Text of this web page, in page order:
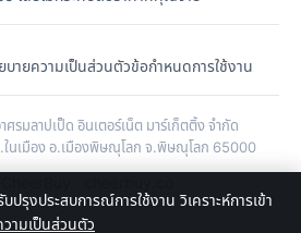
บายความเป็นส่วนตัวข้อกำหนดการใช้งาน
ศรมลาปเป็ด อินเตอร์เน็ต มาร์เก็ตติ้ง จำกัด
นเมือง อ.เมืองพิษณุโลก จ.พิษณุโลก 65000
ปรุงประสบการณ์การใช้งาน วิเคราะห์การเข้า
วามเป็นส่วนตัว